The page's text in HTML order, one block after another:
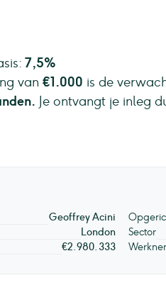
7,5%
van €1.000 is de
Je ontvangt je inleg
Geoffrey Acini
London Sector
€2.980.333